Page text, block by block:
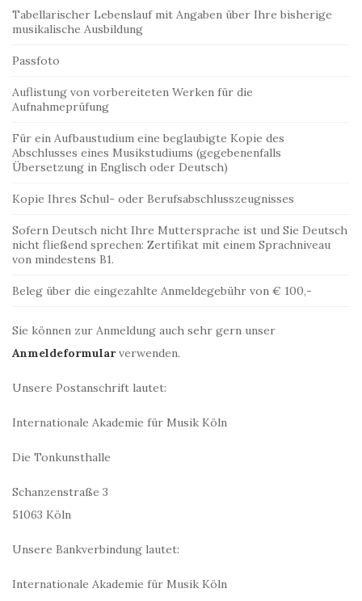
Tabellarischer Lebenslauf mit Angaben über Ihre bisherige
musikalische Ausbildung
Passfoto
Auflistung von vorbereiteten Werken für die
Aufnahmeprüfung
Für ein Aufbaustudium eine beglaubigte Kopie des
Abschlusses eines Musikstudiums (gegebenenfalls
Übersetzung in Englisch oder Deutsch)
Kopie Ihres Schul- oder Berufsabschlusszeugnisses
Sofern Deutsch nicht Ihre Muttersprache ist und Sie Deutsch
nicht fließend sprechen: Zertifikat mit einem Sprachniveau
von mindestens B1.
Beleg über die eingezahlte Anmeldegebühr von € 100,-
Sie können zur Anmeldung auch sehr gern unser
Anmeldeformularverwenden.
Unsere Postanschrift lautet:
Internationale Akademie für Musik Köln
Die Tonkunsthalle
Schanzenstraße 3
51063 Köln
Unsere Bankverbindung lautet:
Internationale Akademie für Musik Köln